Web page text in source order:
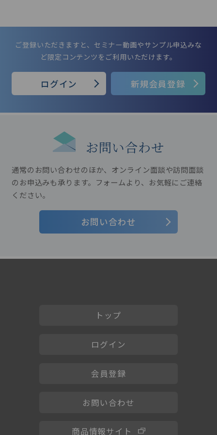
ご登録いただきますと、セミナー動画やサンプル申込みな
ど限定コンテンツをご利用いただけます。
ログイン 新規会員登録
お問い合わせ
通常のお問い合わせのほか、オンライン面談や訪問面談
のお申込みも承ります。 フォームより、お気軽にご連絡
ください。
お問い合わせ
トップ
ログイン
会員登録
お問い合わせ
商品情報サイト